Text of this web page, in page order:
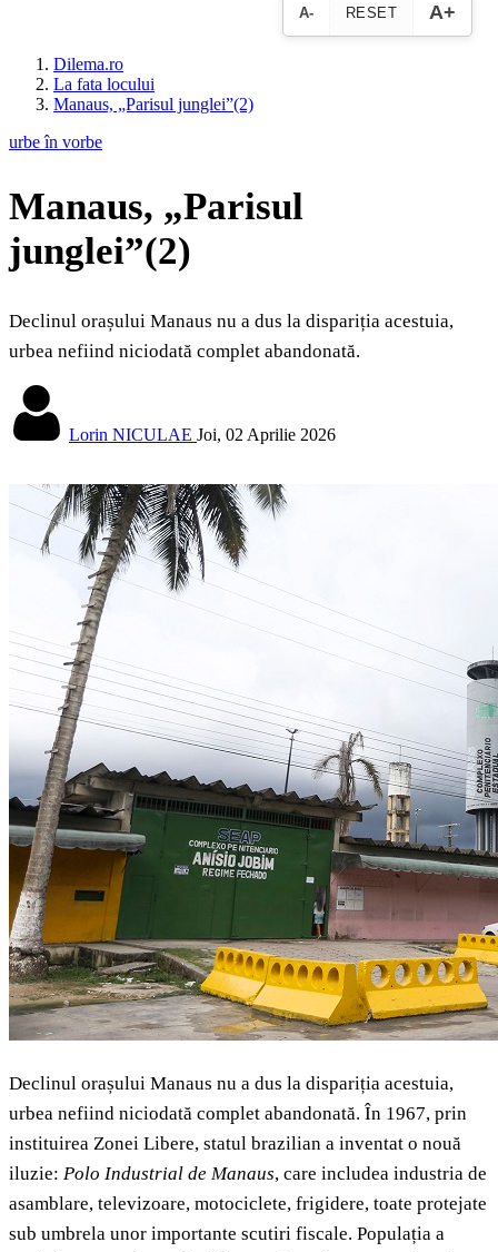
A- RESET A+
Dilema.ro
La fata locului
Manaus, „Parisul junglei”(2)
urbe în vorbe
Manaus, „Parisul
junglei”(2)
Declinul orașului Manaus nu a dus la dispariția acestuia,
urbea nefiind niciodată complet abandonată.
Lorin NICULAE Joi, 02 Aprilie 2026
Declinul orașului Manaus nu a dus la dispariția acestuia,
urbea nefiind niciodată complet abandonată. În 1967, prin
instituirea Zonei Libere, statul brazilian a inventat o nouă
iluzie: Polo Industrial de Manaus, care includea industria de
asamblare, televizoare, motociclete, frigidere, toate protejate
sub umbrela unor importante scutiri fiscale. Populația a